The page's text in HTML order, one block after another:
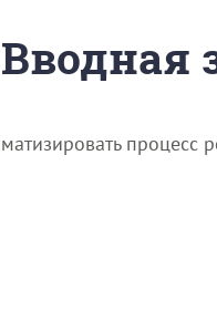
Вводная
процесс